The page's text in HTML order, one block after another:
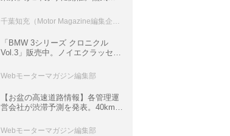
室などのコンテンツも
「BMW 3シリーズ クロニクル
Vol.3」販売中。ノイエクラッセか
ムック
Webモーターマガジン編集部
【お盆の高速道路情報】各管理運
営会社が渋滞予測を発表。40km以
数ある
Webモーターマガジン編集部